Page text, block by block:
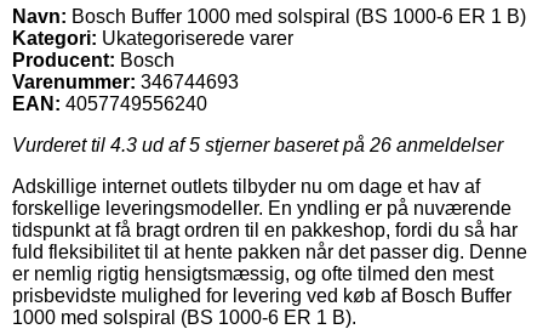
Navn: Bosch Buffer 1000 med solspiral (BS 1000-6 ER 1 B)
Kategori: Ukategoriserede varer
Producent: Bosch
Varenummer: 346744693
EAN: 4057749556240
Vurderet til 4.3 ud af 5 stjerner baseret på 26 anmeldelser
Adskillige internet outlets tilbyder nu om dage et hav af
forskellige leveringsmodeller. En yndling er på nuværende
tidspunkt at få bragt ordren til en pakkeshop, fordi du så har
fuld fleksibilitet til at hente pakken når det passer dig. Denne
er nemlig rigtig hensigtsmæssig, og ofte tilmed den mest
prisbevidste mulighed for levering ved køb af Bosch Buffer
1000 med solspiral (BS 1000-6 ER 1 B).